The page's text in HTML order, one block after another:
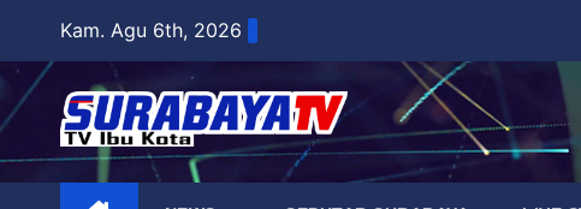
content
Kam. Agu 6th, 2026